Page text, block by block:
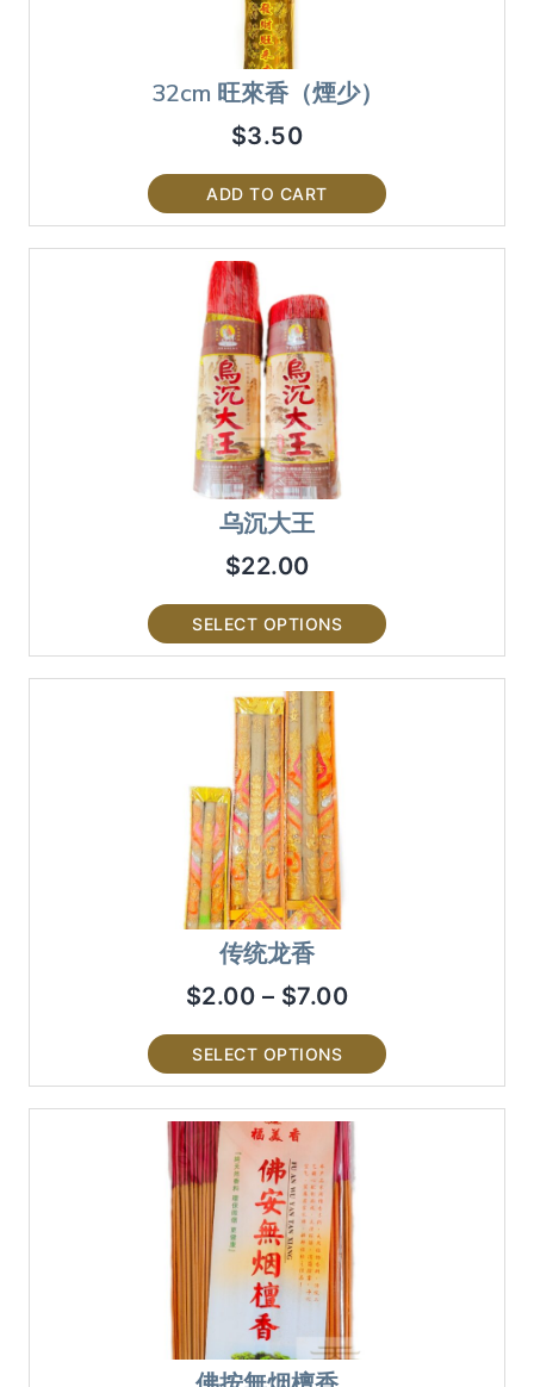
32cm 旺來香（煙少）
$3.50
ADD TO CART
乌沉大王
$22.00
SELECT OPTIONS
传统龙香
$2.00 – $7.00
SELECT OPTIONS